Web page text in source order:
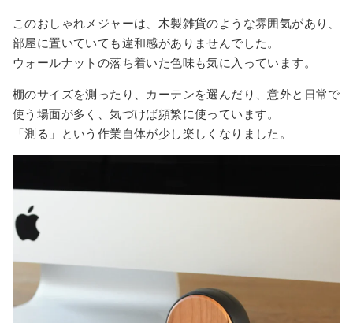
このおしゃれメジャーは、木製雑貨のような雰囲気があり、
部屋に置いていても違和感がありませんでした。
ウォールナットの落ち着いた色味も気に入っています。
棚のサイズを測ったり、カーテンを選んだり、意外と日常で
使う場面が多く、気づけば頻繁に使っています。
「測る」という作業自体が少し楽しくなりました。